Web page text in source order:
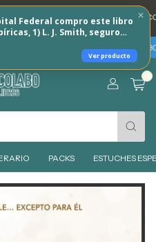
Federal compro este libro
1) L. J. Smith, seguro
Ver producto
🐶 💳 3 CUOTAS SIN INTERES
7 Y SABADO 8 DE AGOSTO
0
PACKS ESTUCHES